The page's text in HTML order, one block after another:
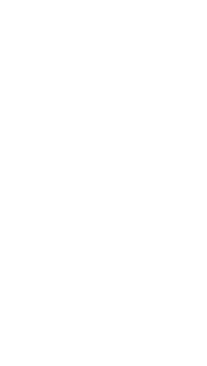
trợ trọn đời